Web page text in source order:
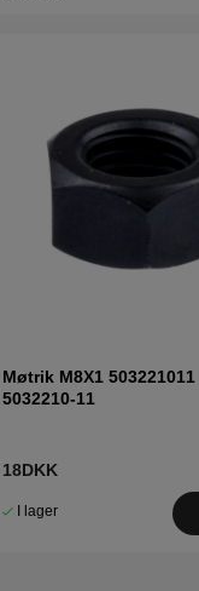
Møtrik M8X1 503221011
5032210-11
18DKK
I lager